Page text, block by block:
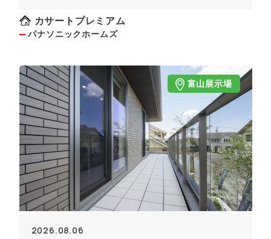
カサートプレミアム
パナソニックホームズ
富山展示場
2026.08.06